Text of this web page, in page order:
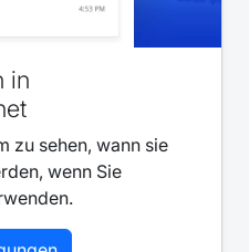
in
zu sehen, wann sie
wenn Sie